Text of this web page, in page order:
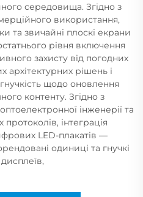
середовища. Згідно з
використання,
та звичайні плоскі екрани
рівня включення
захисту від погодних
архітектурних рішень і
щодо оновлення
контенту. Згідно з
інженерії та
інтеграція
LED-плакатів —
одиниці та гнучкі